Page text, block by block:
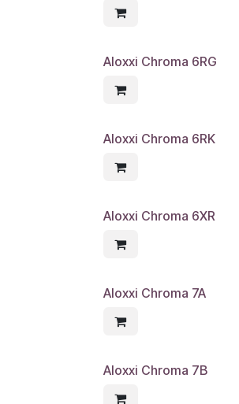
Aloxxi Chroma 6RG
Aloxxi Chroma 6RK
Aloxxi Chroma 6XR
Aloxxi Chroma 7A
Aloxxi Chroma 7B